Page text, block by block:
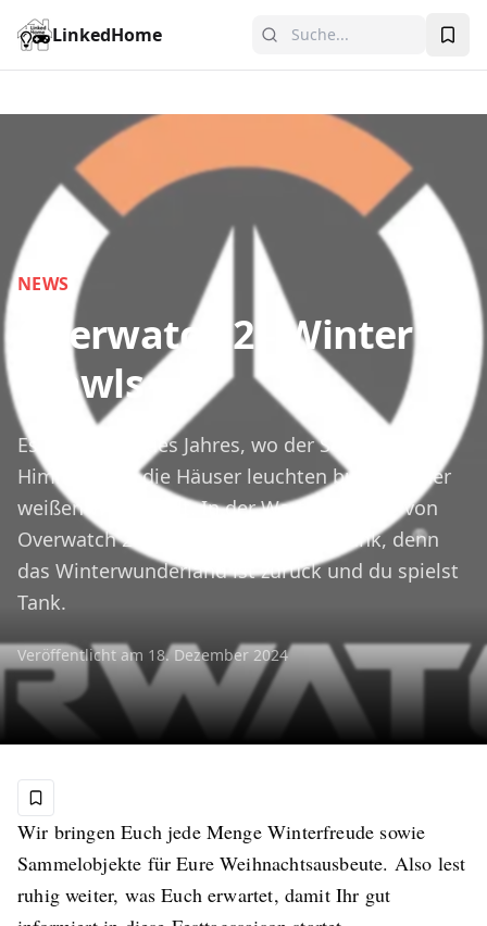
LinkedHome
NEWS
Overwatch 2 - Winter
Brawls
Es ist die Zeit des Jahres, wo der Schnee vom
Himmel fällt, die Häuser leuchten bunt in einer
weißen Winterwelt. In der Warteschlange von
Overwatch 2 trinkst du ein Heißgetränk, denn
das Winterwunderland ist zurück und du spielst
Tank.
Veröffentlicht am 18. Dezember 2024
Wir bringen Euch jede Menge Winterfreude sowie
Sammelobjekte für Eure Weihnachtsausbeute. Also lest
ruhig weiter, was Euch erwartet, damit Ihr gut